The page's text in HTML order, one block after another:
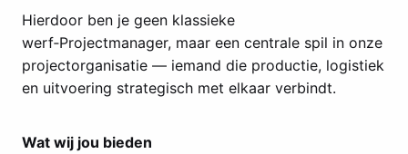
Hierdoor ben je geen klassieke
werf‑Projectmanager, maar een centrale spil in onze
projectorganisatie — iemand die productie, logistiek
en uitvoering strategisch met elkaar verbindt.
Wat wij jou bieden